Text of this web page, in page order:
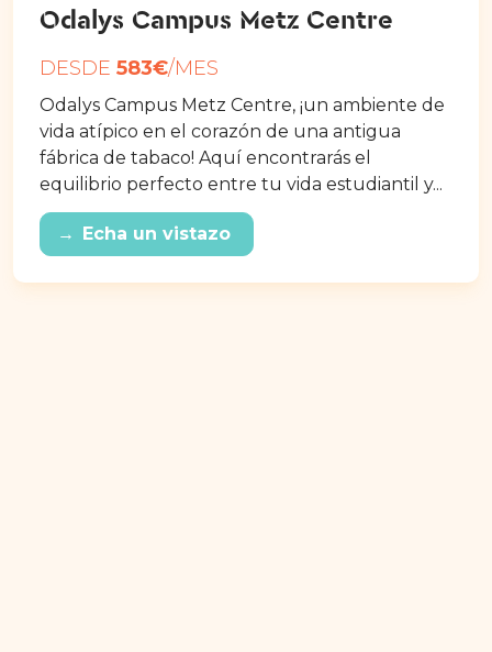
Odalys Campus Metz Centre
DESDE 583€/MES
Odalys Campus Metz Centre, ¡un ambiente de
vida atípico en el corazón de una antigua
fábrica de tabaco! Aquí encontrarás el
equilibrio perfecto entre tu vida estudiantil y...
→ Echa un vistazo